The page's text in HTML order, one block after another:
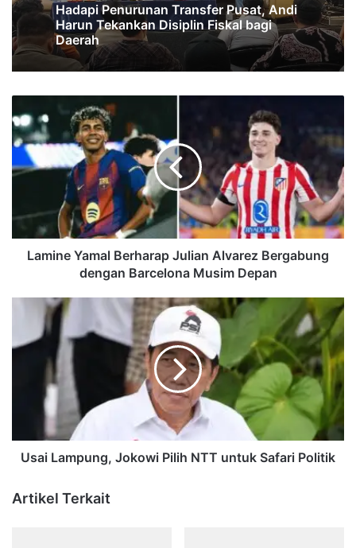
Hadapi Penurunan Transfer Pusat, Andi
Harun Tekankan Disiplin Fiskal bagi
Daerah
Yamal
Berharap
Julian
Alvarez
Barcelona
Musim
Depan
Lamine Yamal Berharap Julian Alvarez Bergabung
dengan Barcelona Musim Depan
Jokowi
Usai Lampung, Jokowi Pilih NTT untuk Safari Politik
Artikel Terkait